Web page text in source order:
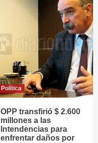
Política
OPP transfirió $ 2.600
millones a las
Intendencias para
enfrentar daños por